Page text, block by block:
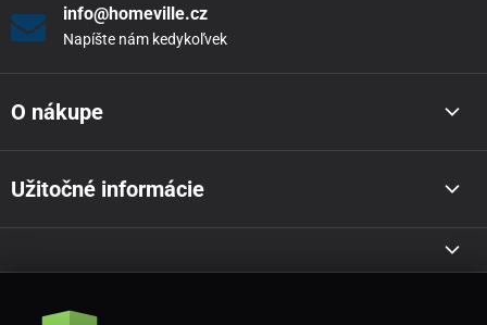
info@homeville.cz
Napíšte nám kedykoľvek
O nákupe
Užitočné informácie
Akcie a novinky e-mailom